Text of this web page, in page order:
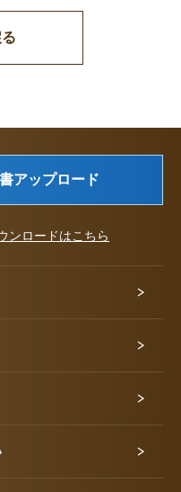
アップロード
ンロードはこちら